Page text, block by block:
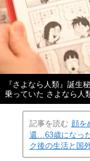
『さよなら人類』誕生
乗っていた さよなら
記事を読む 顔を
還…63歳になっ
ク後の生活と国